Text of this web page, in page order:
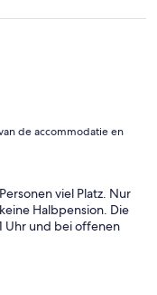
de accommodatie en
viel Platz. Nur
Halbpension. Die
Uhr und bei offenen